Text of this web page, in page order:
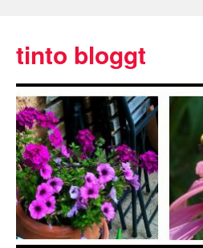
tinto bloggt